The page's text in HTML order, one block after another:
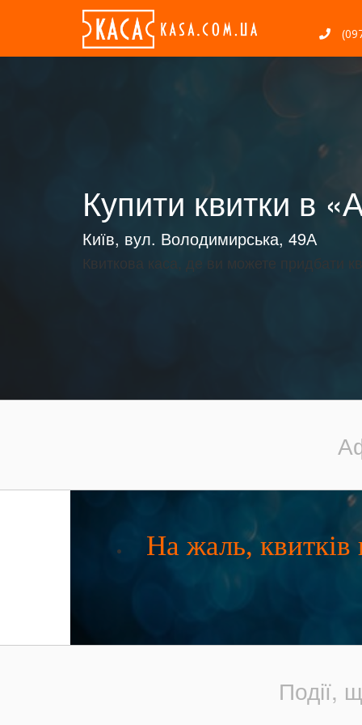
Купити квитки в
Київ, вул. Володимирська, 49А
Квиткова каса, де ви можете придбати
На жаль, квитків
Події,